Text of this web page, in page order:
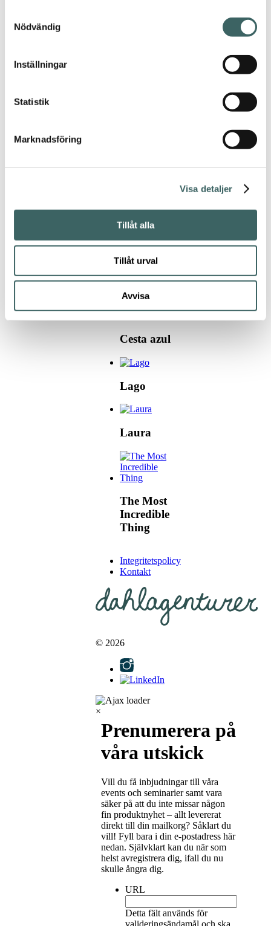
Nödvändig
Inställningar
Statistik
Marknadsföring
Visa detaljer
Tillåt alla
Tillåt urval
Avvisa
Hem/Konst/ Klas
Ernflo
Bus Stop
Bell
Cesta azul
Lago
Laura
The Most
Incredible
Thing
Integritetspolicy
Kontakt
© 2026
×
Prenumerera på
våra utskick
Vill du få inbjudningar till våra
events och seminarier samt vara
säker på att du inte missar någon
fin produktnyhet – allt levererat
direkt till din mailkorg? Såklart du
vill! Fyll bara i din e-postadress här
nedan. Självklart kan du när som
helst avregistrera dig, ifall du nu
skulle ångra dig.
URL
Detta fält används för